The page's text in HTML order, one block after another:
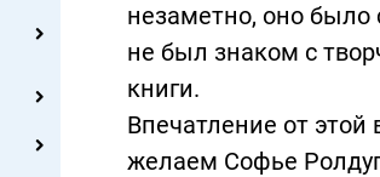
незаметно, оно было
не был знаком с
книги.
Впечатление от
желаем Софье